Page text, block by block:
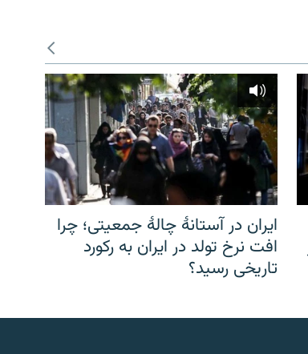
ایران در آستانهٔ چالهٔ جمعیتی؛ چرا
افت نرخ تولد در ایران به رکورد
تاریخی رسید؟